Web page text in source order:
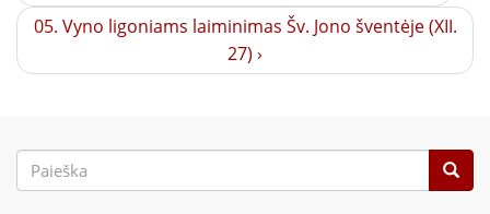
05. Vyno ligoniams laiminimas Šv. Jono šventėje (XII.
27) ›
Paieškos